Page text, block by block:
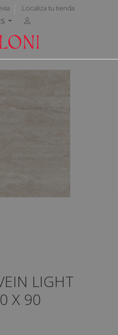
Localiza tu tienda
LIGHT
X 90